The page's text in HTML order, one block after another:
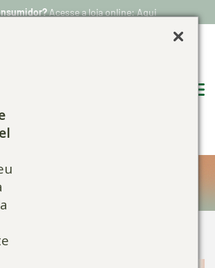
Acesse a loja online: Aqui
nossos produtos: